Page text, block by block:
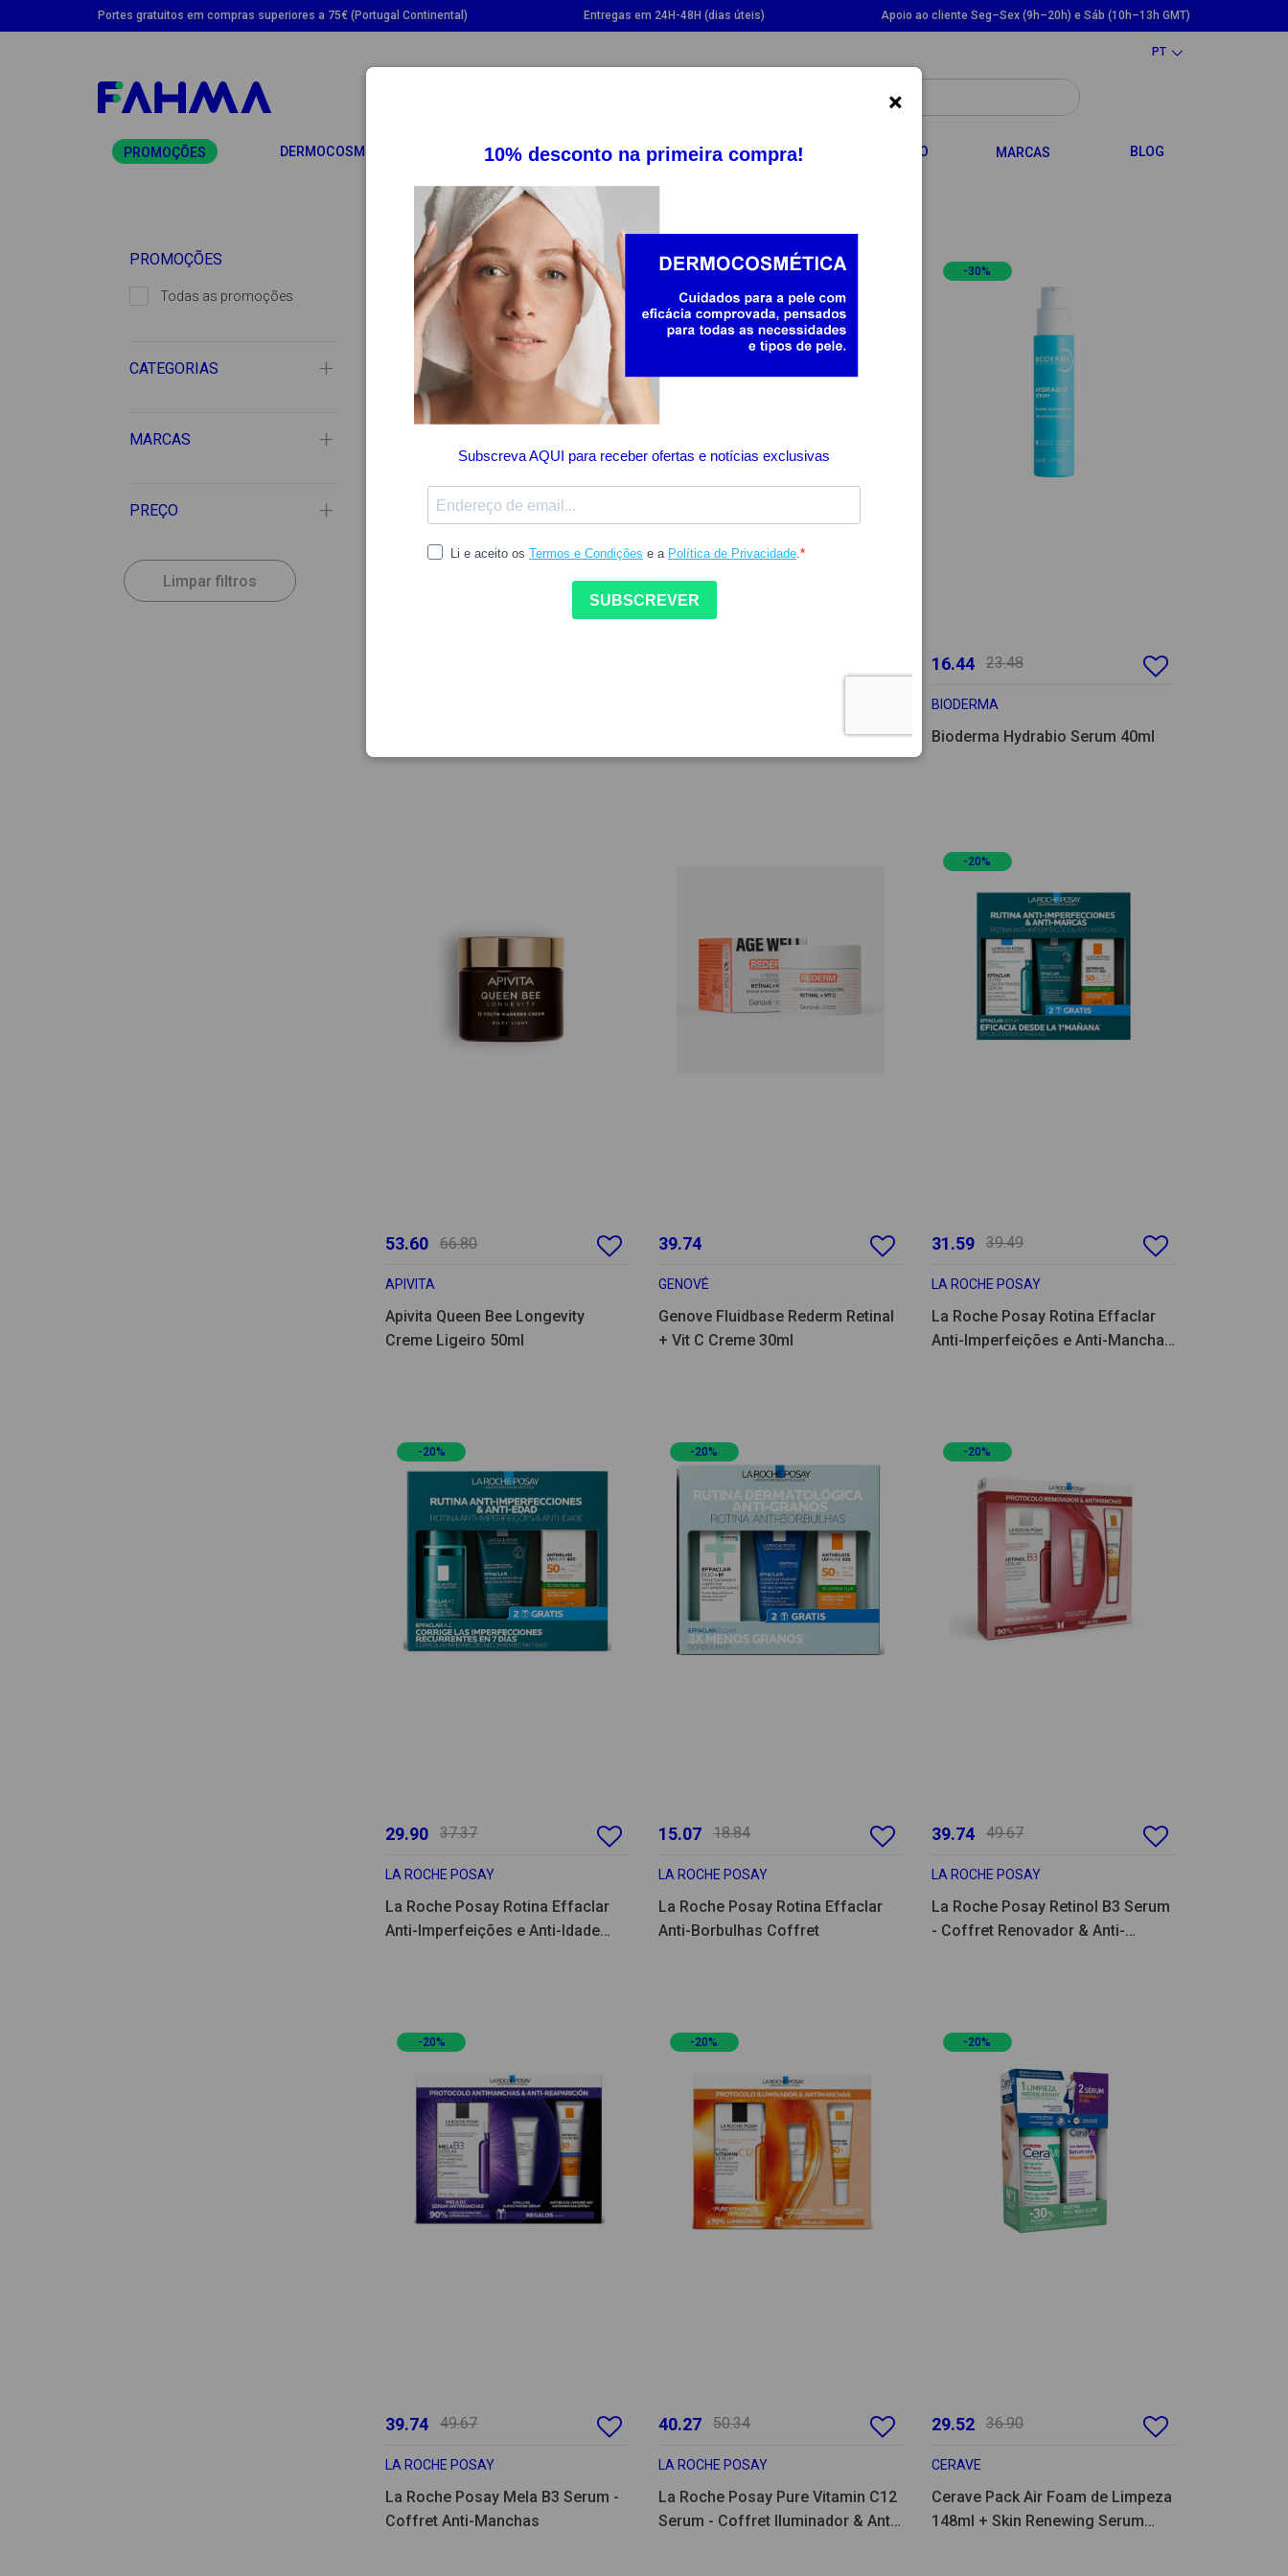
Portes gratuitos em compras superiores a 75€ (Portugal Continental) Entregas em 24H-48H (dias úteis) Apoio ao cliente Seg–Sex (9h–20h) e Sáb (10h–13h GMT)
PT
PROMOÇÕES DERMOCOSMÉTICA TOGGLE DROPDOWN
SUPLEMENTOSTOGGLE DROPDOWN
SAÚDETOGGLE DROPDOWN
BEBÉ E MAMÃ TOGGLE DROPDOWN
CABELOTOGGLE DROPDOWN
MARCAS BLOG
PROMOÇÕES
Todas as promoções
CATEGORIAS
MARCAS
PREÇO
Limpar filtros
-30% -30%
16.44 23.48
BIODERMA
Bioderma Hydrabio Serum 40ml
53.60 66.80
APIVITA
Apivita Queen Bee Longevity
Creme Ligeiro 50ml
39.74
GENOVÉ
Genove Fluidbase Rederm Retinal
+ Vit C Creme 30ml
-20%
31.59 39.49
LA ROCHE POSAY
La Roche Posay Rotina Effaclar
Anti-Imperfeições e Anti-Manchas
-20%
29.90 37.37
LA ROCHE POSAY
La Roche Posay Rotina Effaclar
Anti-Imperfeições e Anti-Idade
-20%
15.07 18.84
LA ROCHE POSAY
La Roche Posay Rotina Effaclar
Anti-Borbulhas Coffret
-20%
39.74 49.67
LA ROCHE POSAY
La Roche Posay Retinol B3 Serum
- Coffret Renovador & Anti-
-20%
39.74 49.67
LA ROCHE POSAY
La Roche Posay Mela B3 Serum -
Coffret Anti-Manchas
-20%
40.27 50.34
LA ROCHE POSAY
La Roche Posay Pure Vitamin C12
Serum - Coffret Iluminador & Anti-
-20%
29.52 36.90
CERAVE
Cerave Pack Air Foam de Limpeza
148ml + Skin Renewing Serum
×